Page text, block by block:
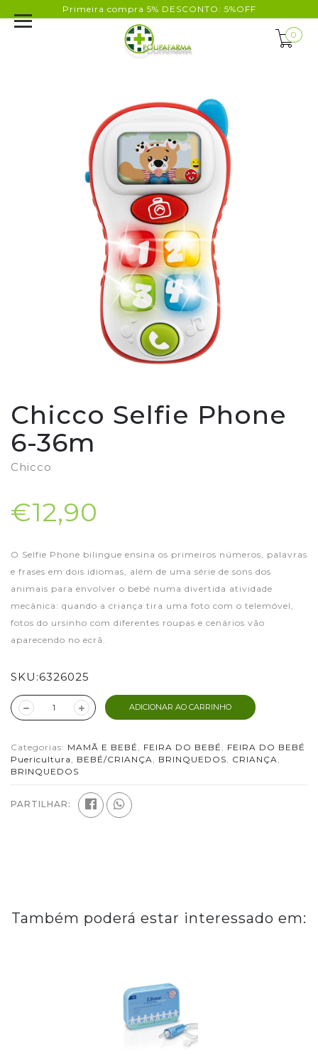
Primeira compra 5% DESCONTO: 5%OFF
0
Chicco Selfie Phone
6-36m
Chicco
€12,90
O Selfie Phone bilingue ensina os primeiros números, palavras
e frases em dois idiomas, além de uma série de sons dos
animais para envolver o bebé numa divertida atividade
mecânica: quando a criança tira uma foto com o telemóvel,
fotos do ursinho com diferentes roupas e cenários vão
aparecendo no ecrã.
SKU:6326025
ADICIONAR AO CARRINHO
Categorias: MAMÃ E BEBÉ , FEIRA DO BEBÉ , FEIRA DO BEBÉ
Puericultura , BEBÉ/CRIANÇA, BRINQUEDOS, CRIANÇA,
BRINQUEDOS
PARTILHAR:
Também poderá estar interessado em: